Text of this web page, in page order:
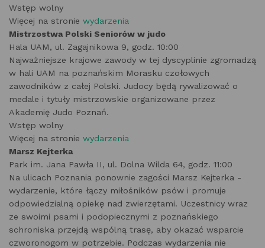
Wstęp wolny
Więcej na stronie wydarzenia
Mistrzostwa Polski Seniorów w judo
Hala UAM, ul. Zagajnikowa 9, godz. 10:00
Najważniejsze krajowe zawody w tej dyscyplinie zgromadzą
w hali UAM na poznańskim Morasku czołowych
zawodników z całej Polski. Judocy będą rywalizować o
medale i tytuły mistrzowskie organizowane przez
Akademię Judo Poznań.
Wstęp wolny
Więcej na stronie wydarzenia
Marsz Kejterka
Park im. Jana Pawła II, ul. Dolna Wilda 64, godz. 11:00
Na ulicach Poznania ponownie zagości Marsz Kejterka -
wydarzenie, które łączy miłośników psów i promuje
odpowiedzialną opiekę nad zwierzętami. Uczestnicy wraz
ze swoimi psami i podopiecznymi z poznańskiego
schroniska przejdą wspólną trasę, aby okazać wsparcie
czworonogom w potrzebie. Podczas wydarzenia nie